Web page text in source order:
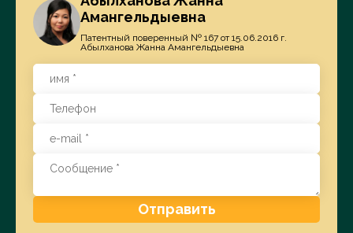
Амангельдыевна
Патентный поверенный № 167 от 15.06.2016 г.
Абылханова Жанна Амангельдыевна
Отправить